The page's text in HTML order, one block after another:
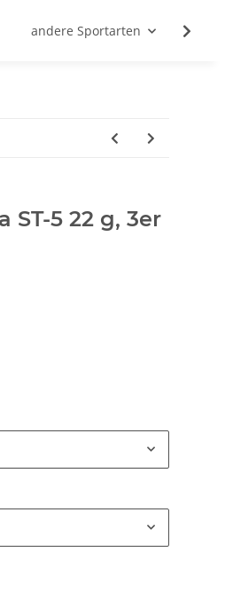
andere Sportarten
ST-5 22 g, 3er